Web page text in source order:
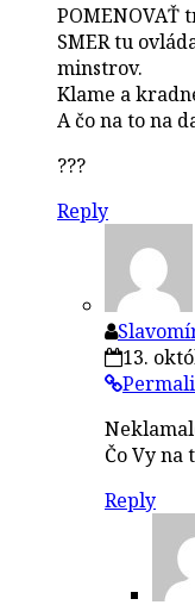
POMENOVAŤ
SMER tu
minstrov.
Klame a
A čo na to na
???
Reply
13.
Čo Vy na
Reply